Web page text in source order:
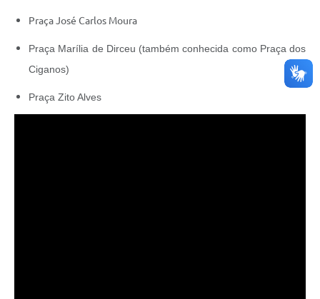
Praça José Carlos Moura
Praça Marília de Dirceu (também conhecida como Praça dos
Ciganos)
Praça Zito Alves